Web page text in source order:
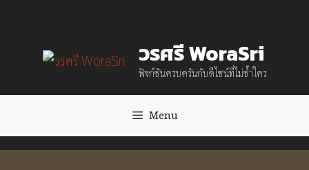
content
วรศรี WoraSri
ฟังก์ชันครบครันกับดีไซน์ที่ไม่ซ้ำใคร
Menu